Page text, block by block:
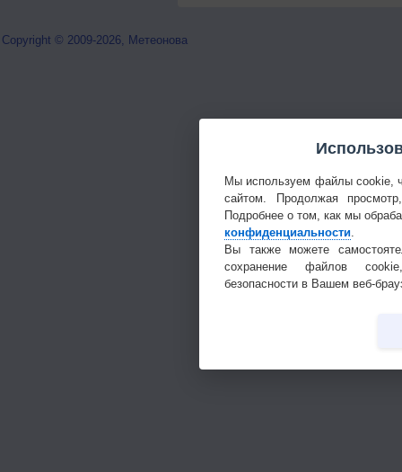
Copyright © 2009-2026, Метеонова
Мы используем файлы cookie,
сайтом. Продолжая
Подробнее о том, как мы
конфиденциальности.
Вы также можете
сохранение файлов
безопасности в Вашем веб-